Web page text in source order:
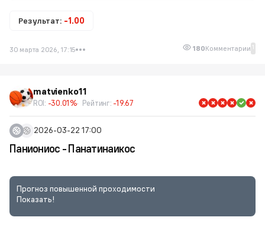
Результат: -1.00
30 марта 2026, 17:15 180Комментарии 1
matvienko11
ROI: -30.01% Рейтинг: -19.67
2026-03-22 17:00
Паниониос - Панатинаикос
Прогноз повышенной проходимости
Показать!